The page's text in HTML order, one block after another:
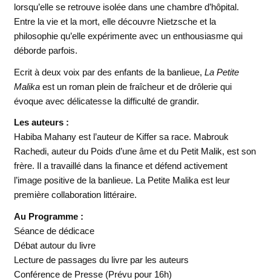
lorsqu’elle se retrouve isolée dans une chambre d’hôpital.
Entre la vie et la mort, elle découvre Nietzsche et la
philosophie qu’elle expérimente avec un enthousiasme qui
déborde parfois.
Ecrit à deux voix par des enfants de la banlieue, La Petite
Malikaest un roman plein de fraîcheur et de drôlerie qui
évoque avec délicatesse la difficulté de grandir.
Les auteurs :
Habiba Mahany est l’auteur de Kiffer sa race. Mabrouk
Rachedi, auteur du Poids d’une âme et du Petit Malik, est son
frère. Il a travaillé dans la finance et défend activement
l’image positive de la banlieue. La Petite Malika est leur
première collaboration littéraire.
Au Programme :
Séance de dédicace
Débat autour du livre
Lecture de passages du livre par les auteurs
Conférence de Presse (Prévu pour 16h)